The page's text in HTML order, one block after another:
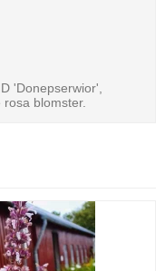
'Donepserwior',
blomster.